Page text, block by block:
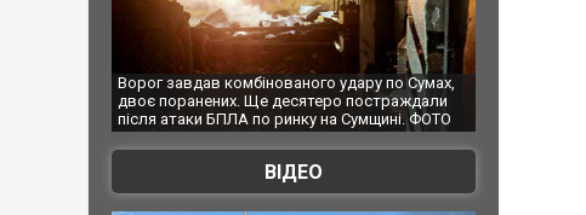
удару по Сумах,
постраждали
Сумщині. ФОТО
За 2000 кілометрів від кордону з Україною: в
Єкатеринбурзі після атаки дронів загорівся
склад Wildberries. ФОТО. ВІДЕО
ВІДЕО